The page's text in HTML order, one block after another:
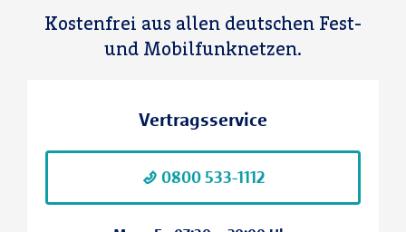
Kostenfrei aus allen deutschen Fest-
und Mobilfunknetzen.
Vertragsservice
0800 533-1112